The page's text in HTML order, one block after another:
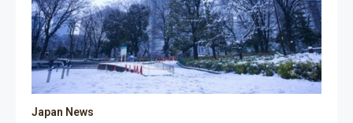
Japan News